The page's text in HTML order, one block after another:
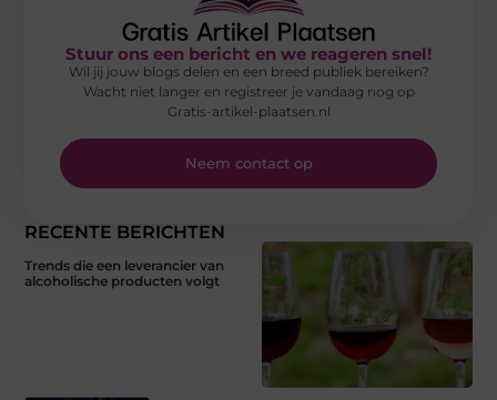
RECENTE BERICHTEN
Trends die een leverancier van
alcoholische producten volgt
Stuur ons een bericht en we reageren snel!
Wil jij jouw blogs delen en een breed publiek bereiken?
Wacht niet langer en registreer je vandaag nog op
Gratis-artikel-plaatsen.nl
Neem contact op